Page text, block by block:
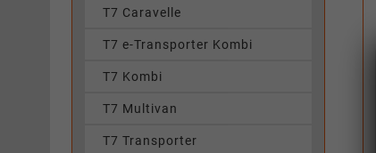
T7 Caravelle
T7 e-Transporter Kombi
T7 Kombi
T7 Multivan
T7 Transporter